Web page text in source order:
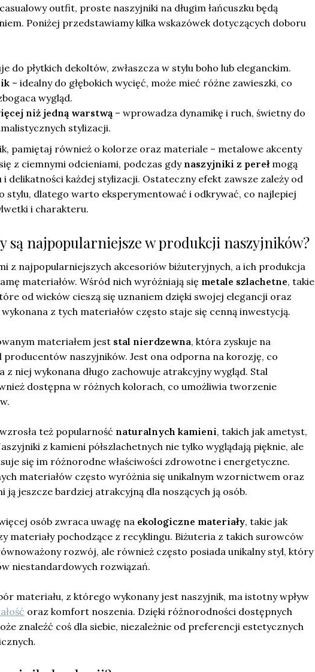
outfit, proste naszyjniki na długim łańcuszku będą
Poniżej przedstawiamy kilka wskazówek dotyczących doboru
do płytkich dekoltów, zwłaszcza w stylu boho lub eleganckim.
– idealny do głębokich wycięć, może mieć różne zawieszki, co
wygląd.
niż jedną warstwą – wprowadza dynamikę i ruch, świetny do
stylizacji.
pamiętaj również o kolorze oraz materiale – metalowe akcenty
z ciemnymi odcieniami, podczas gdy naszyjniki z perełmogą
delikatności każdej stylizacji. Ostateczny efekt zawsze zależy od
stylu, dlatego warto eksperymentować i odkrywać, co najlepiej
i charakteru.
są najpopularniejsze w produkcji naszyjników?
z najpopularniejszych akcesoriów biżuteryjnych, a ich produkcja
materiałów. Wśród nich wyróżniają się metale szlachetne, takie
od wieków cieszą się uznaniem dzięki swojej elegancji oraz
z tych materiałów często staje się cenną inwestycją.
materiałem jest stal nierdzewna, która zyskuje na
producentów naszyjników. Jest ona odporna na korozję, co
z niej wykonana długo zachowuje atrakcyjny wygląd. Stal
dostępna w różnych kolorach, co umożliwia tworzenie
też popularność naturalnych kamieni, takich jak ametyst,
z kamieni półszlachetnych nie tylko wyglądają pięknie, ale
się im różnorodne właściwości zdrowotne i energetyczne.
materiałów często wyróżnia się unikalnym wzornictwem oraz
ją jeszcze bardziej atrakcyjną dla noszących ją osób.
osób zwraca uwagę na ekologiczne materiały, takie jak
materiały pochodzące z recyklingu. Biżuteria z takich surowców
rozwój, ale również często posiada unikalny styl, który
niestandardowych rozwiązań.
materiału, z którego wykonany jest naszyjnik, ma istotny wpływ
oraz komfort noszenia. Dzięki różnorodności dostępnych
znaleźć coś dla siebie, niezależnie od preferencji estetycznych